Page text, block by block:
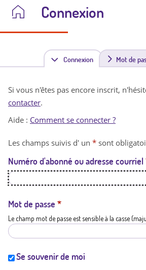
Connexion
Connexion(
n
t
a
t
i
Mot de
Si vous n'êtes pas encore inscrit,
contacter.
Aide : Comment se connecter ?
Les champs suivis d' un * sont
Numéro d'abonné ou adresse courriel
Mot de passe *
Le champ mot de passe est sensible à la casse
Se souvenir de moi